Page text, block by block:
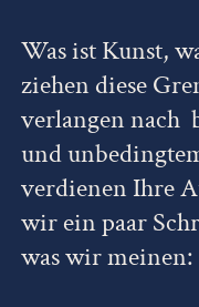
Was ist Kunst,
ziehen diese
verlangen nach
und
verdienen Ihre
wir ein paar
was wir meinen: